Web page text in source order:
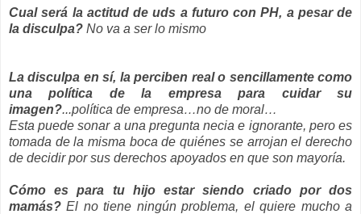
Cual será la actitud de uds a futuro con PH, a pesar de
la disculpa? No va a ser lo mismo
La disculpa en sí, la perciben real o sencillamente como
una política de la empresa para cuidar su
imagen?...política de empresa…no de moral…
Esta puede sonar a una pregunta necia e ignorante, pero es
tomada de la misma boca de quiénes se arrojan el derecho
de decidir por sus derechos apoyados en que son mayoría.
Cómo es para tu hijo estar siendo criado por dos
mamás? El no tiene ningún problema, el quiere mucho a